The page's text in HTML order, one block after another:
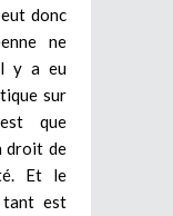
donc
ne
y a eu
sur
que
droit de
Et le
tant est